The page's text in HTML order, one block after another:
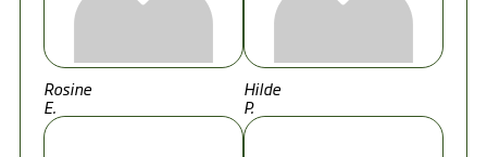
Rosine
E.
Hilde
P.